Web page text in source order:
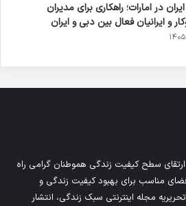
در امارات؛ راهکاری برای مدیران
و ایرانیان فعال بین دبی و ایران
ارتقای سطح کیفیت زندگی هموطنان گرامی راه
مناسب برای بهبود کیفیت زندگی و
مجله اینترنتی سبک زندگی، انتشار